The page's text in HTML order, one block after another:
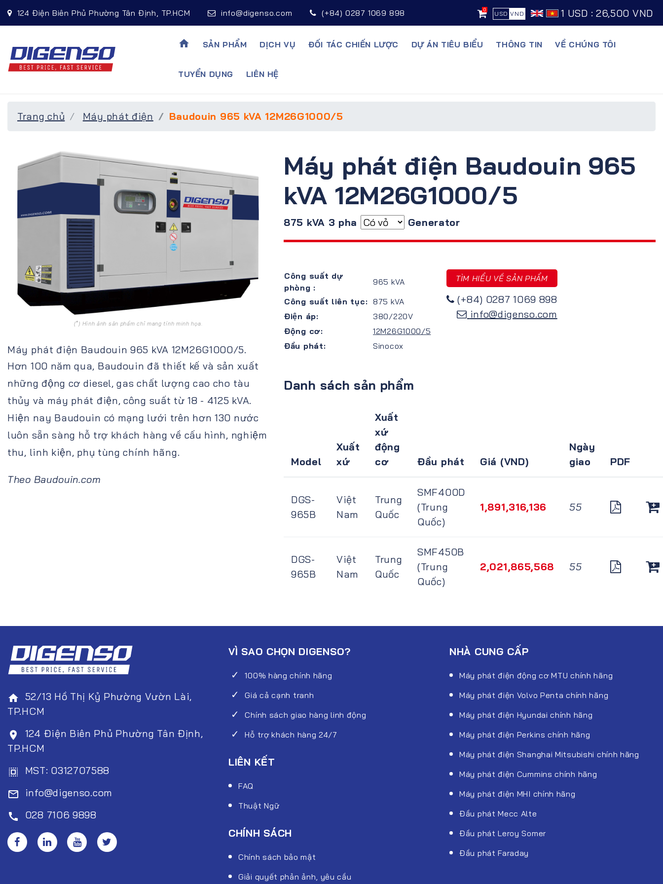
124 Điện Biên Phủ Phường Tân Định, TP.HCM info@digenso.com (+84) 0287 1069 898 0
USD VND 1 USD : 26,500 VND
home SẢN PHẨM DỊCH VỤ ĐỐI TÁC CHIẾN LƯỢC DỰ ÁN TIÊU BIỂU THÔNG TIN VỀ CHÚNG TÔI
TUYỂN DỤNG LIÊN HỆ
Trang chủ Máy phát điện Baudouin 965 kVA 12M26G1000/5
(*) Hình ảnh sản phẩm chỉ mang tính minh họa.
Máy phát điện Baudouin 965 kVA 12M26G1000/5.
Hơn 100 năm qua, Baudouin đã thiết kế và sản xuất
những động cơ diesel, gas chất lượng cao cho tàu
thủy và máy phát điện, công suất từ 18 - 4125 kVA.
Hiện nay Baudouin có mạng lưới trên hơn 130 nước
luôn sẵn sàng hỗ trợ khách hàng về cấu hình, nghiệm
thu, linh kiện, phụ tùng chính hãng.
Theo Baudouin.com
Máy phát điện Baudouin 965
kVA 12M26G1000/5
875 kVA 3 pha Generator
Công suất dự
phòng :
965 kVA
Công suất liên tục: 875 kVA
Điện áp:
380/220V
Động cơ:
12M26G1000/5
Đầu phát:
Sinocox
TÌM HIỂU VỀ SẢN PHẨM
(+84) 0287 1069 898
info@digenso.com
Danh sách sản phẩm
Model
Xuất
xứ
Xuất
xứ
động
cơ
Đầu phát Giá (VND)
Ngày
giao
PDF
DGS-
965B
Việt
Nam
Trung
Quốc
SMF400D
(Trung
Quốc)
1,891,316,136 55
DGS-
965B
Việt
Nam
Trung
Quốc
SMF450B
(Trung
Quốc)
2,021,865,568 55
home 52/13 Hồ Thị Kỷ Phường Vườn Lài,
TP.HCM
room
124 Điện Biên Phủ Phường Tân Định,
TP.HCM
select_all MST: 0312707588
mail_outline info@digenso.com
call 028 7106 9898
VÌ SAO CHỌN DIGENSO?
100% hàng chính hãng
Giá cả cạnh tranh
Chính sách giao hàng linh động
Hỗ trợ khách hàng 24/7
LIÊN KẾT
FAQ
Thuật Ngữ
CHÍNH SÁCH
Chính sách bảo mật
Giải quyết phản ảnh, yêu cầu
NHÀ CUNG CẤP
Máy phát điện động cơ MTU chính hãng
Máy phát điện Volvo Penta chính hãng
Máy phát điện Hyundai chính hãng
Máy phát điện Perkins chính hãng
Máy phát điện Shanghai Mitsubishi chính hãng
Máy phát điện Cummins chính hãng
Máy phát điện MHI chính hãng
Đầu phát Mecc Alte
Đầu phát Leroy Somer
Đầu phát Faraday